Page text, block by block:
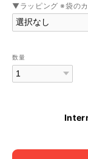
▼ラッピング ※袋の
数量